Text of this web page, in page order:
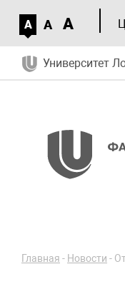
A A A
Университет
Главная - Новости -